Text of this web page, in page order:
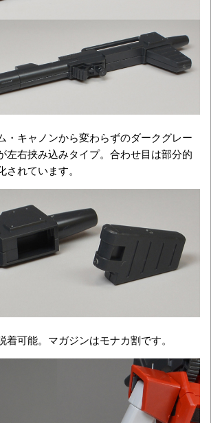
・キャノンから変わらずのダークグレー
左右挟み込みタイプ。合わせ目は部分的
れています。
可能。マガジンはモナカ割です。